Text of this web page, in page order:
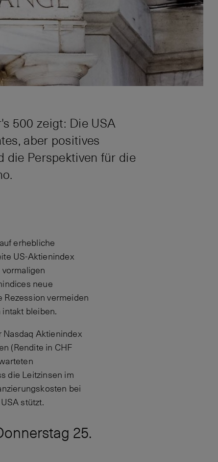
500 zeigt: Die USA
aber positives
Perspektiven für die
erhebliche
US-Aktienindex
neue
Rezession vermeiden
bleiben.
Nasdaq Aktienindex
(Rendite in CHF
die Leitzinsen im
bei
stützt.
25.